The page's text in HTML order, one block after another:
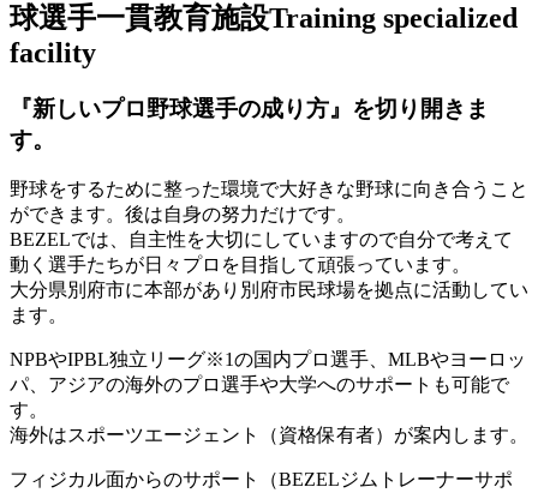
球選手一貫教育施設Training specialized
facility
『新しいプロ野球選手の成り方』を切り開きま
す。
野球をするために整った環境で大好きな野球に向き合うこと
ができます。後は自身の努力だけです。
BEZELでは、自主性を大切にしていますので自分で考えて
動く選手たちが日々プロを目指して頑張っています。
大分県別府市に本部があり別府市民球場を拠点に活動してい
ます。
NPBやIPBL独立リーグ※1の国内プロ選手、MLBやヨーロッ
パ、アジアの海外のプロ選手や大学へのサポートも可能で
す。
海外はスポーツエージェント（資格保有者）が案内します。
フィジカル面からのサポート（BEZELジムトレーナーサポ